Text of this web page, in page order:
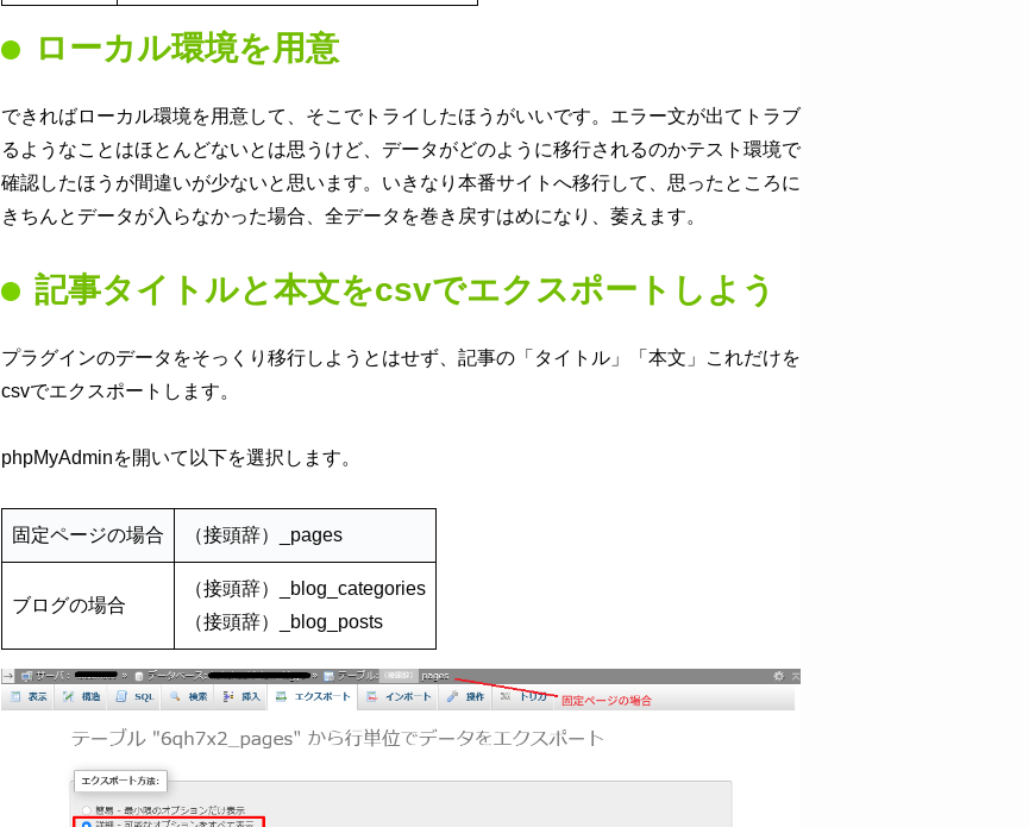
ローカル環境を用意
できればローカル環境を用意して、そこでトライしたほうがいいです。エラー文が出てトラブ
るようなことはほとんどないとは思うけど、データがどのように移行されるのかテスト環境で
確認したほうが間違いが少ないと思います。いきなり本番サイトへ移行して、思ったところに
きちんとデータが入らなかった場合、全データを巻き戻すはめになり、萎えます。
記事タイトルと本文をcsvでエクスポートしよう
プラグインのデータをそっくり移行しようとはせず、記事の「タイトル」「本文」これだけを
csvでエクスポートします。
phpMyAdminを開いて以下を選択します。
固定ページの場合 （接頭辞）_pages
ブログの場合
（接頭辞）_blog_categories
（接頭辞）_blog_posts